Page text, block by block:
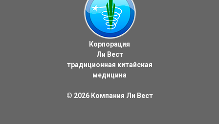
Корпорация
Ли Вест
традиционная китайская
медицина
© 2026 Компания Ли Вест